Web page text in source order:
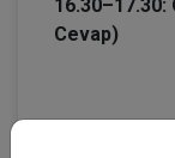
Cevap)